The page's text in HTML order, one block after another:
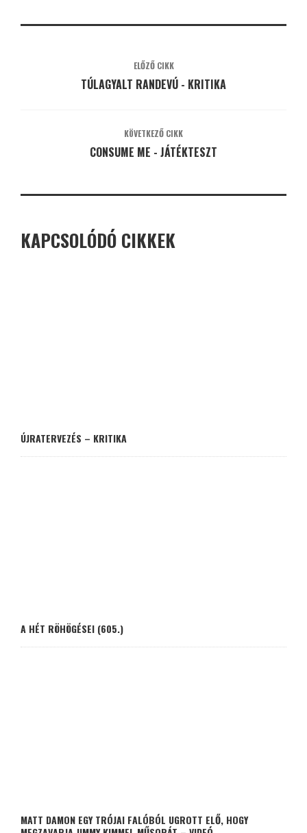
ELŐZŐ CIKK
TÚLAGYALT RANDEVÚ - KRITIKA
KÖVETKEZŐ CIKK
CONSUME ME - JÁTÉKTESZT
KAPCSOLÓDÓ CIKKEK
ÚJRATERVEZÉS – KRITIKA
A HÉT RÖHÖGÉSEI (605.)
MATT DAMON EGY TRÓJAI FALÓBÓL UGROTT ELŐ, HOGY